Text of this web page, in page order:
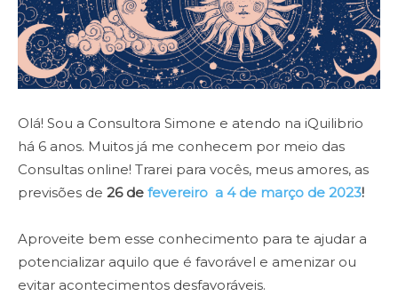
Olá! Sou a Consultora Simone e atendo na iQuilibrio
há 6 anos. Muitos já me conhecem por meio das
Consultas online! Trarei para vocês, meus amores, as
previsões de 26 de fevereiro a 4 de março de 2023!
Aproveite bem esse conhecimento para te ajudar a
potencializar aquilo que é favorável e amenizar ou
evitar acontecimentos desfavoráveis.